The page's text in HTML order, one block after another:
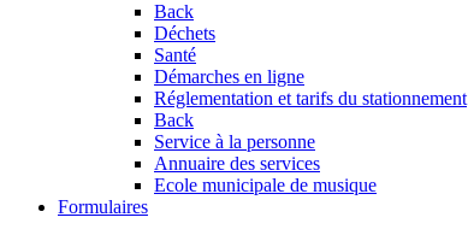
Back
Déchets
Santé
Démarches en ligne
Réglementation et tarifs du stationnement
Back
Service à la personne
Annuaire des services
Ecole municipale de musique
Formulaires